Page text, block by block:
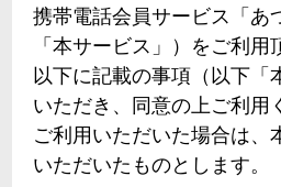
携帯電話会員サービス「あ
「本サービス」）をご利
以下に記載の事項（以下「
いただき、同意の上ご利用
ご利用いただいた場合は、
いただいたものとします。